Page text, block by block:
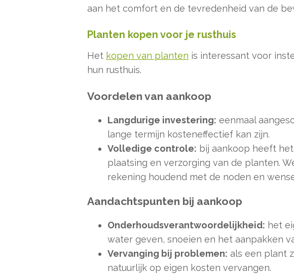
aan het comfort en de tevredenheid van de
Planten kopen voor je rusthuis
Het kopen van planten is interessant voor
hun rusthuis.
Voordelen van aankoop
Langdurige investering: eenmaal
lange termijn kosteneffectief kan zijn.
Volledige controle: bij aankoop heeft
plaatsing en verzorging van de planten.
rekening houdend met de noden en
Aandachtspunten bij aankoop
Onderhoudsverantwoordelijkheid: het
water geven, snoeien en het aanpakken
Vervanging bij problemen: als een plant
natuurlijk op eigen kosten vervangen.